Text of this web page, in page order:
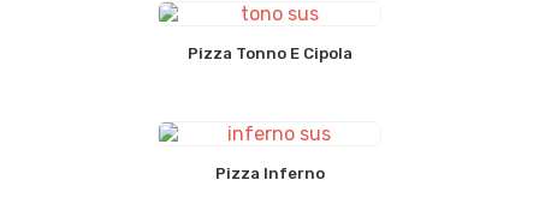
Pizza Tonno E Cipola
Pizza Inferno